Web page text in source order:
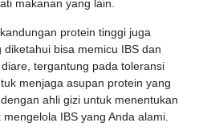
makanan yang lain.
protein tinggi juga
bisa memicu IBS dan
tergantung pada toleransi
menjaga asupan protein yang
ahli gizi untuk menentukan
IBS yang Anda alami.